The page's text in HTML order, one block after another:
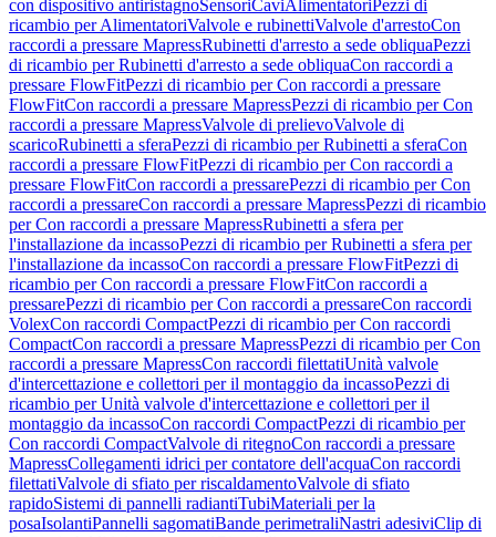
con dispositivo antiristagnoSensoriCaviAlimentatori Pezzi di
ricambio per AlimentatoriValvole e rubinettiValvole d'arrestoCon
raccordi a pressare MapressRubinetti d'arresto a sede obliquaPezzi
di ricambio per Rubinetti d'arresto a sede obliquaCon raccordi a
pressare FlowFitPezzi di ricambio per Con raccordi a pressare
FlowFitCon raccordi a pressare MapressPezzi di ricambio per Con
raccordi a pressare MapressValvole di prelievoValvole di
scaricoRubinetti a sferaPezzi di ricambio per Rubinetti a sferaCon
raccordi a pressare FlowFitPezzi di ricambio per Con raccordi a
pressare FlowFitCon raccordi a pressarePezzi di ricambio per Con
raccordi a pressareCon raccordi a pressare MapressPezzi di ricambio
per Con raccordi a pressare MapressRubinetti a sfera per
l'installazione da incassoPezzi di ricambio per Rubinetti a sfera per
l'installazione da incassoCon raccordi a pressare FlowFitPezzi di
ricambio per Con raccordi a pressare FlowFitCon raccordi a
pressarePezzi di ricambio per Con raccordi a pressareCon raccordi
VolexCon raccordi CompactPezzi di ricambio per Con raccordi
CompactCon raccordi a pressare MapressPezzi di ricambio per Con
raccordi a pressare MapressCon raccordi filettatiUnità valvole
d'intercettazione e collettori per il montaggio da incassoPezzi di
ricambio per Unità valvole d'intercettazione e collettori per il
montaggio da incassoCon raccordi CompactPezzi di ricambio per
Con raccordi CompactValvole di ritegnoCon raccordi a pressare
MapressCollegamenti idrici per contatore dell'acquaCon raccordi
filettatiValvole di sfiato per riscaldamentoValvole di sfiato
rapidoSistemi di pannelli radiantiTubiMateriali per la
posaIsolantiPannelli sagomatiBande perimetraliNastri adesiviClip di